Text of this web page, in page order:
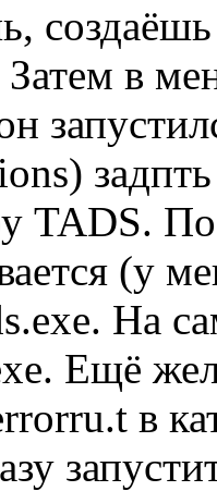
в
TADS.
(у
На
Ещё
в